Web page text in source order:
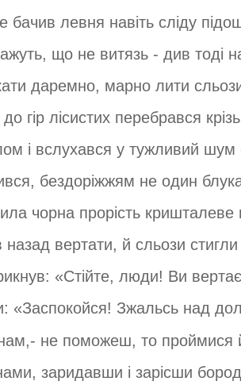
бачив левня навіть сліду
що не витязь - див тоді
даремно, марно лити
гір лісистих перебрався
і вслухався у тужливий шум
бездоріжжям не один
чорна прорість кришталеве
назад вертати, й сльози стигли
«Стійте, люди! Ви
«Заспокойся! Зжальсь над
не поможеш, то проймися
заридавши і зарісши